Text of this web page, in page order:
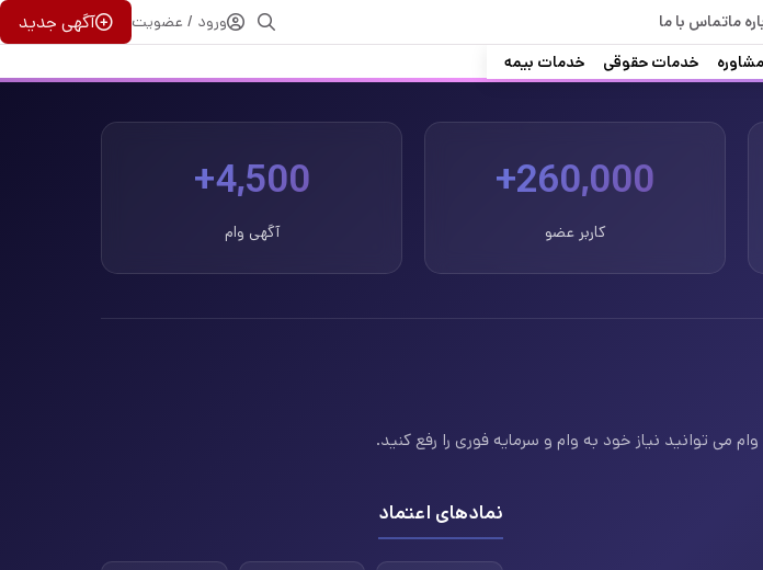
ماتماس با ما ورود / عضویت
آگهی جدید
خدمات حقوقی خدمات بیمه
260,000+
کاربر عضو
4,500+
آگهی وام
می توانید نیاز خود به وام و سرمایه فوری را رفع کنید.
نمادهای اعتماد